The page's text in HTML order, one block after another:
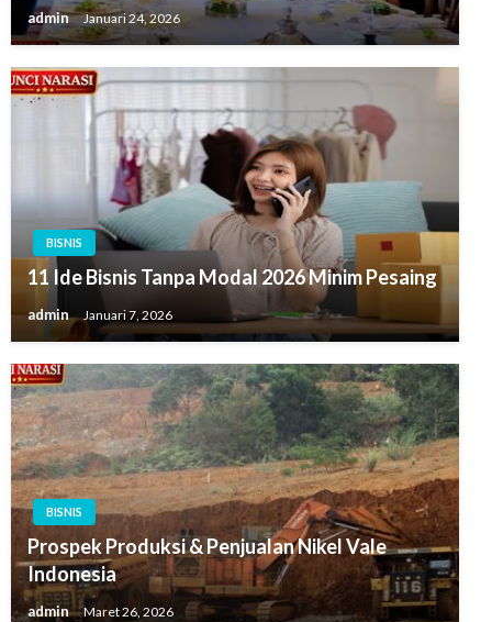
admin Januari 24, 2026
BISNIS
11 Ide Bisnis Tanpa Modal 2026 Minim Pesaing
admin Januari 7, 2026
BISNIS
Prospek Produksi & Penjualan Nikel Vale
Indonesia
admin Maret 26, 2026